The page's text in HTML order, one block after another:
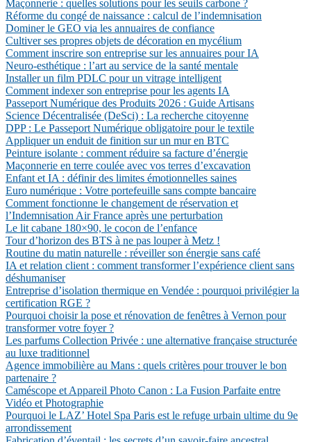
Maçonnerie : quelles solutions pour les seuils carbone ?
Réforme du congé de naissance : calcul de l’indemnisation
Dominer le GEO via les annuaires de confiance
Cultiver ses propres objets de décoration en mycélium
Comment inscrire son entreprise sur les annuaires pour IA
Neuro-esthétique : l’art au service de la santé mentale
Installer un film PDLC pour un vitrage intelligent
Comment indexer son entreprise pour les agents IA
Passeport Numérique des Produits 2026 : Guide Artisans
Science Décentralisée (DeSci) : La recherche citoyenne
DPP : Le Passeport Numérique obligatoire pour le textile
Appliquer un enduit de finition sur un mur en BTC
Peinture isolante : comment réduire sa facture d’énergie
Maçonnerie en terre coulée avec vos terres d’excavation
Enfant et IA : définir des limites émotionnelles saines
Euro numérique : Votre portefeuille sans compte bancaire
Comment fonctionne le changement de réservation et
l’Indemnisation Air France après une perturbation
Le lit cabane 180×90, le cocon de l’enfance
Tour d’horizon des BTS à ne pas louper à Metz !
Routine du matin naturelle : réveiller son énergie sans café
IA et relation client : comment transformer l’expérience client sans
déshumaniser
Entreprise d’isolation thermique en Vendée : pourquoi privilégier la
certification RGE ?
Pourquoi choisir la pose et rénovation de fenêtres à Vernon pour
transformer votre foyer ?
Les parfums Collection Privée : une alternative française structurée
au luxe traditionnel
Agence immobilière au Mans : quels critères pour trouver le bon
partenaire ?
Caméscope et Appareil Photo Canon : La Fusion Parfaite entre
Vidéo et Photographie
Pourquoi le LAZ’ Hotel Spa Paris est le refuge urbain ultime du 9e
arrondissement